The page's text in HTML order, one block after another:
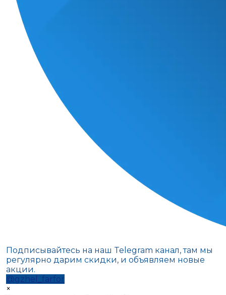
Подписывайтесь на наш Telegram канал, там мы
регулярно дарим скидки, и объявляем новые
акции.
@gzhel_farfor
×